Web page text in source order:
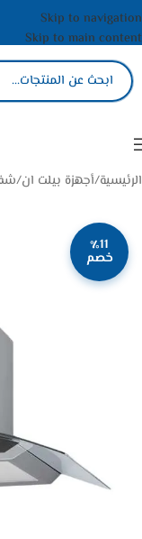
Skip to navigation
Skip to main content
الرئيسية/أجهزة بيلت ان/
٪11
خصم